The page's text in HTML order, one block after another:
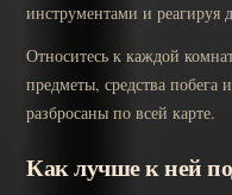
инструментами и реагируя
Относитесь к каждой
предметы, средства
разбросаны по всей карте.
Как лучше к ней